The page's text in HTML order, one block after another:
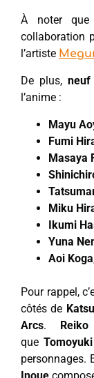
À noter
collaboration
l’artiste
De plus, neuf
l’anime :
Mayu
Fumi
Masaya
Miku
Ikumi
Yuna
Aoi Koga
Pour rappel,
côtés de
Arcs.
que
personnages.